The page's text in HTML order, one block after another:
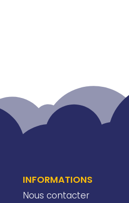
INFORMATIONS
Nous contacter